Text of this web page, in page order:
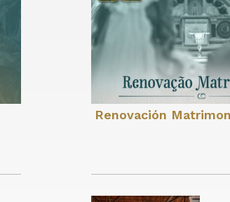
Renovación